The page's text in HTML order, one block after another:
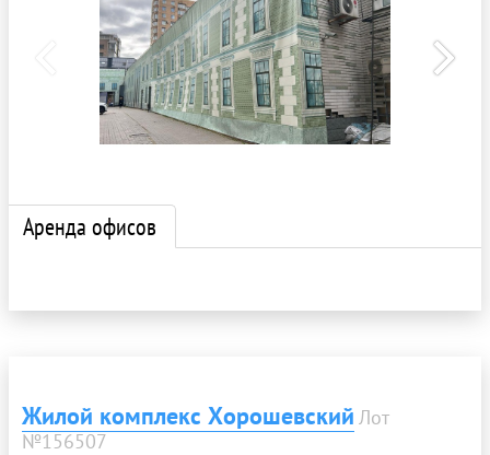
Аренда офисов
Жилой комплекс Хорошевский Лот
№156507